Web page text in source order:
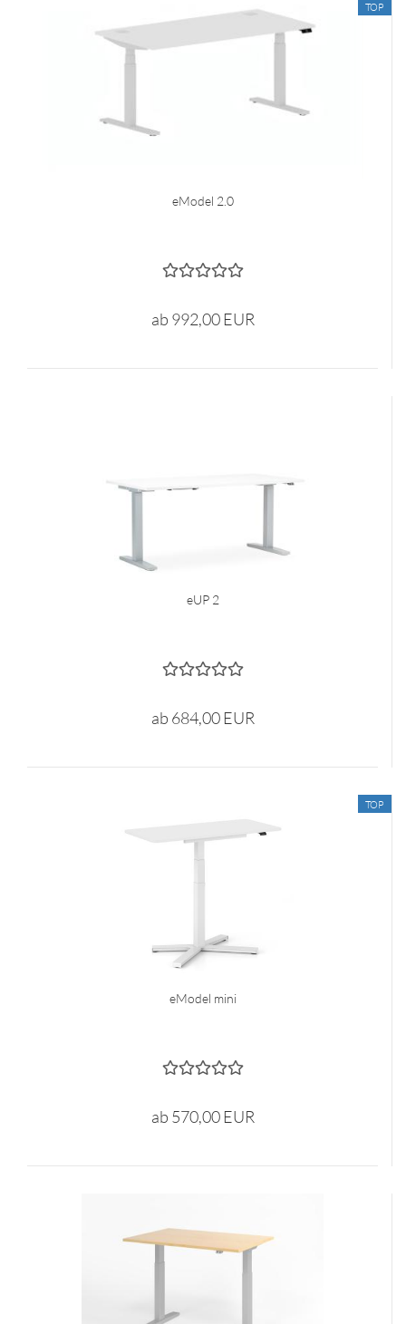
TOP
eModel 2.0
ab 992,00 EUR
eUP 2
ab 684,00 EUR
TOP
eModel mini
ab 570,00 EUR